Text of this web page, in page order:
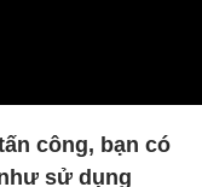
công, bạn có
sử dụng